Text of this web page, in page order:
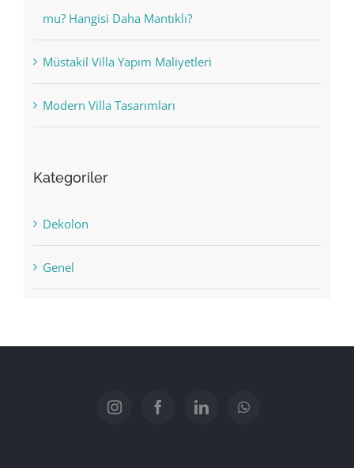
mu? Hangisi Daha Mantıklı?
Müstakil Villa Yapım Maliyetleri
Modern Villa Tasarımları
Kategoriler
Dekolon
Genel